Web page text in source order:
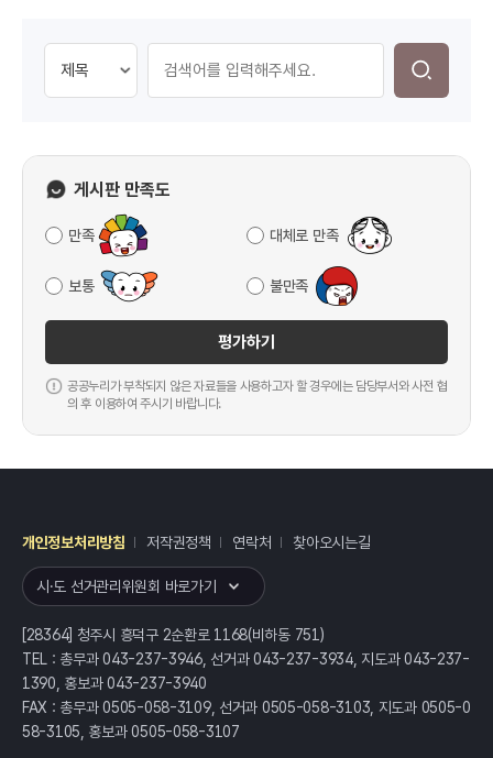
게시판 만족도
만족 대체로 만족
보통 불만족
평가하기
공공누리가 부착되지 않은 자료들을 사용하고자 할 경우에는 담당부서와 사전 협
의 후 이용하여 주시기 바랍니다.
개인정보처리방침 저작권정책 연락처 찾아오시는길
시·도 선거관리위원회 바로가기
[28364] 청주시 흥덕구 2순환로 1168(비하동 751)
TEL : 총무과 043-237-3946, 선거과 043-237-3934, 지도과 043-237-
1390, 홍보과 043-237-3940
FAX : 총무과 0505-058-3109, 선거과 0505-058-3103, 지도과 0505-0
58-3105, 홍보과 0505-058-3107